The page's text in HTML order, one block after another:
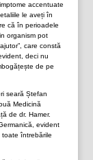
accentuate
le aveți în
că în perioadele
organism pot
care constă
deci nu
de pe
seară Ștefan
Medicină
de dr. Hamer.
evident
toate întrebările